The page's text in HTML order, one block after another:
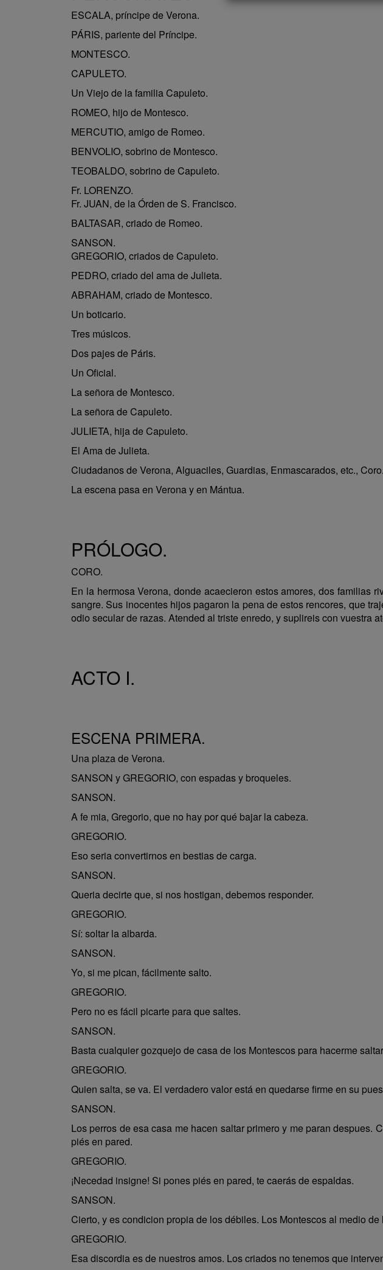
ESCALA, príncipe de Verona.
PÁRIS, pariente del Príncipe.
MONTESCO.
CAPULETO.
Un Viejo de la familia Capuleto.
ROMEO, hijo de Montesco.
MERCUTIO, amigo de Romeo.
BENVOLIO, sobrino de Montesco.
TEOBALDO, sobrino de Capuleto.
Fr. LORENZO.
Fr. JUAN, de la Órden de S. Francisco.
BALTASAR, criado de Romeo.
SANSON.
GREGORIO, criados de Capuleto.
PEDRO, criado del ama de Julieta.
ABRAHAM, criado de Montesco.
Un boticario.
Tres músicos.
Dos pajes de Páris.
Un Oficial.
La señora de Montesco.
La señora de Capuleto.
JULIETA, hija de Capuleto.
El Ama de Julieta.
Ciudadanos de Verona, Alguaciles, Guardias, Enmascarados, etc., Coro.
La escena pasa en Verona y en Mántua.
PRÓLOGO.
CORO.
En la hermosa Verona, donde acaecieron estos amores, dos familias
sangre. Sus inocentes hijos pagaron la pena de estos rencores, que
odio secular de razas. Atended al triste enredo, y suplireis con vuestra
ACTO I.
ESCENA PRIMERA.
Una plaza de Verona.
SANSON y GREGORIO, con espadas y broqueles.
SANSON.
A fe mia, Gregorio, que no hay por qué bajar la cabeza.
GREGORIO.
Eso seria convertirnos en bestias de carga.
SANSON.
Queria decirte que, si nos hostigan, debemos responder.
GREGORIO.
Sí: soltar la albarda.
SANSON.
Yo, si me pican, fácilmente salto.
GREGORIO.
Pero no es fácil picarte para que saltes.
SANSON.
Basta cualquier gozquejo de casa de los Montescos para hacerme
GREGORIO.
Quien salta, se va. El verdadero valor está en quedarse firme en su
SANSON.
Los perros de esa casa me hacen saltar primero y me paran
piés en pared.
GREGORIO.
¡Necedad insigne! Si pones piés en pared, te caerás de espaldas.
SANSON.
Cierto, y es condicion propia de los débiles. Los Montescos al medio
GREGORIO.
Esa discordia es de nuestros amos. Los criados no tenemos que